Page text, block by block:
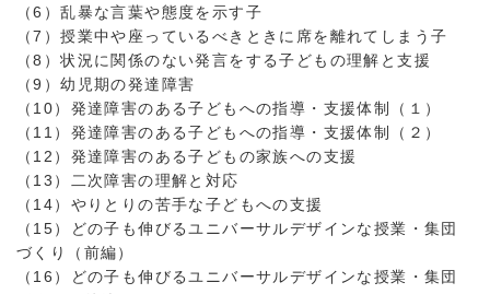
（6）乱暴な言葉や態度を示す子
（7）授業中や座っているべきときに席を離れてしまう子
（8）状況に関係のない発言をする子どもの理解と支援
（9）幼児期の発達障害
（10）発達障害のある子どもへの指導・支援体制（１）
（11）発達障害のある子どもへの指導・支援体制（２）
（12）発達障害のある子どもの家族への支援
（13）二次障害の理解と対応
（14）やりとりの苦手な子どもへの支援
（15）どの子も伸びるユニバーサルデザインな授業・集団
づくり（前編）
（16）どの子も伸びるユニバーサルデザインな授業・集団